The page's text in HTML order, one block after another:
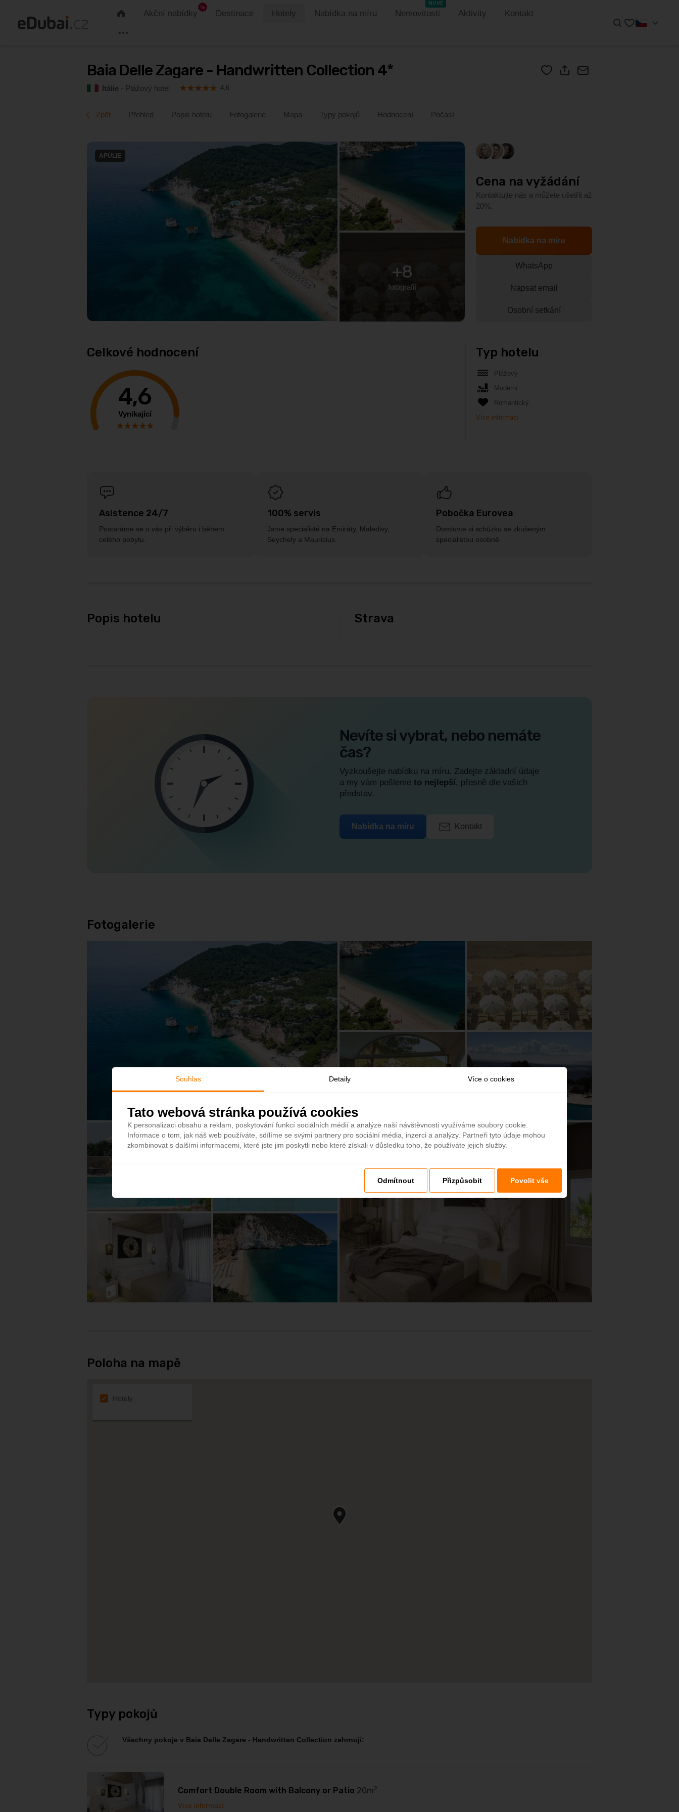
Úvod Akční nabídky Destinace Hotely Nabídka na míru Nemovitosti
NOVÉ
Aktivity Kontakt
HledatOblíbené
Baia Delle Zagare - Handwritten Collection 4*
4,6
Baia Delle Zagare - Handwritten Collection 4*
Itálie - Plážový hotel 4,6
Zpět Přehled Popis hotelu Fotogalerie Mapa Typy pokojů Hodnocení Počasí
+8
fotografií
APÚLIE
Cena na vyžádání
Kontaktujte nás a můžete ušetřit až
20%.
Nabídka na míru
WhatsApp
Napsat email
Osobní setkání
Celkové hodnocení
4,6
Vynikající
Typ hotelu
Plážový
Moderní
Romantický
Více informací
Asistence 24/7
Postaráme se o vás při výběru i během
celého pobytu.
100% servis
Jsme specialisté na Emiráty, Maledivy,
Seychely a Mauricius.
Pobočka Eurovea
Domluvte si schůzku se zkušeným
specialistou osobně.
Popis hotelu Strava
Nevíte si vybrat, nebo nemáte
čas?
Vyzkoušejte nabídku na míru. Zadejte základní údaje
a my vám pošleme to nejlepší, přesně dle vašich
představ.
Nabídka na míru Kontakt
Fotogalerie
Poloha na mapě
Hotely
Typy pokojů
Všechny pokoje v Baia Delle Zagare - Handwritten Collection zahrnují:
Comfort Double Room with Balcony or Patio 20m 2
Více informací
Souhlas Detaily Více o cookies
Tato webová stránka používá cookies
K personalizaci obsahu a reklam, poskytování funkcí sociálních médií a analýze naší návštěvnosti využíváme soubory cookie.
Informace o tom, jak náš web používáte, sdílíme se svými partnery pro sociální média, inzerci a analýzy. Partneři tyto údaje mohou
zkombinovat s dalšími informacemi, které jste jim poskytli nebo které získali v důsledku toho, že používáte jejich služby.
Odmítnout Přizpůsobit Povolit vše